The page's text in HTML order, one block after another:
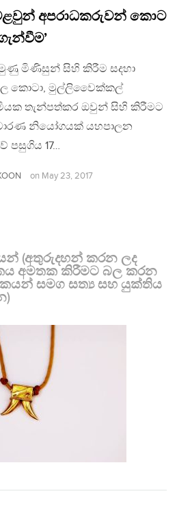
අපරාධකරුවන් කොට
මිණිසුන් සිහි කිරීම සදහා
කොටා, මුල්ලිවෛක්කල්
තැන්පත්කර ඔවුන් සිහි කිරීමට
නියෝගයක් යහපාලන
17…
on May 23, 2017
(අතුරුදහන් කරන ලද
අමතක කිරීමට බල කරන
සමග සත්‍ය සහ යුක්තිය